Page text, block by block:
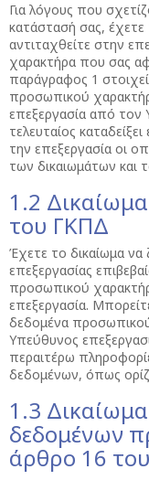
Για λόγους που
κατάστασή σας,
αντιταχθείτε στην
χαρακτήρα που σας
παράγραφος 1
προσωπικού
επεξεργασία από τον
τελευταίος
την επεξεργασία οι
των δικαιωμάτων και
1.2
του ΓΚΠΔ
Έχετε το δικαίωμα
επεξεργασίας
προσωπικού
επεξεργασία.
δεδομένα
Υπεύθυνος
περαιτέρω
δεδομένων, όπως
1.3
δεδομένων
άρθρο 16